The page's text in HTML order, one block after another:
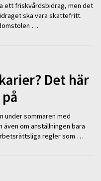
ett friskvårdsbidrag, men det
ska vara skattefritt.
…
Det här
under sommaren med
om anställningen bara
regler som …